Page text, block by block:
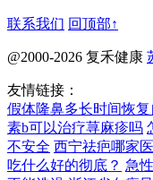
联系我们 回顶部↑
@2000-2026 复禾健康
友情链接：
假体隆鼻多长时间恢复
素b可以治疗荨麻疹吗
不安全 西宁祛疤哪家
吃什么好的彻底？ 急